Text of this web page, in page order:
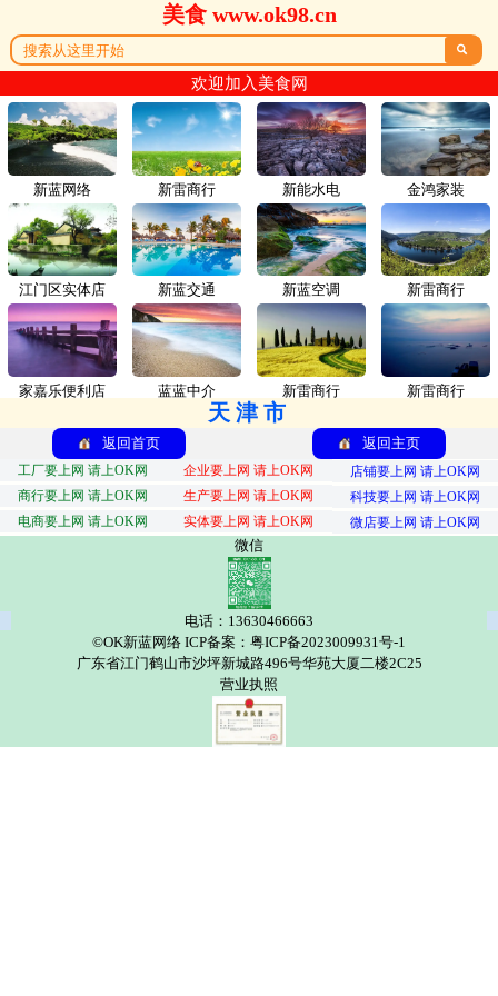
美食 www.ok98.cn

欢迎加入美食网
新蓝网络 新雷商行
江门区实体店 新蓝交通
家嘉乐便利店 蓝蓝中介
新能水电 金鸿家装
新蓝空调 新雷商行
新雷商行 新雷商行
天津市
返回首页 返回主页
工厂要上网 请上OK网 企业要上网 请上OK网
店铺要上网 请上OK网
商行要上网 请上OK网
生产要上网 请上OK网
科技要上网 请上OK网
电商要上网 请上OK网
实体要上网 请上OK网 微店要上网 请上OK网
微信
电话：13630466663
©OK新蓝网络 ICP备案：粤ICP备2023009931号-1
广东省江门鹤山市沙坪新城路496号华苑大厦二楼2C25
营业执照